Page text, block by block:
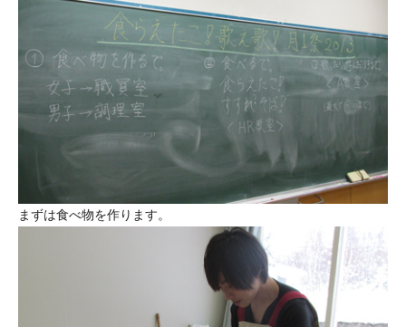
まずは食べ物を作ります。